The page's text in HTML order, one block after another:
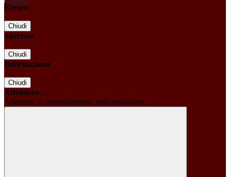
Errore
Chiudi
Successo
Chiudi
Informazione
Chiudi
Attendere...
Attendere il completamento dell'operazione...